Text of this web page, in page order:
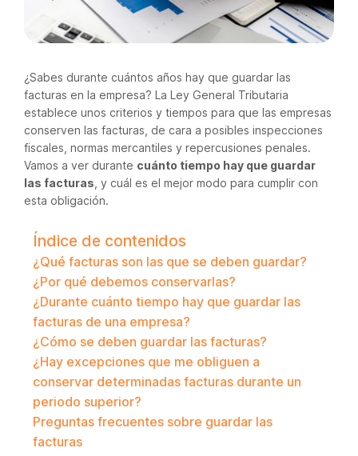
¿Sabes durante cuántos años hay que guardar las
facturas en la empresa? La Ley General Tributaria
establece unos criterios y tiempos para que las empresas
conserven las facturas, de cara a posibles inspecciones
fiscales, normas mercantiles y repercusiones penales.
Vamos a ver durante cuánto tiempo hay que guardar
las facturas , y cuál es el mejor modo para cumplir con
esta obligación.
Índice de contenidos
¿Qué facturas son las que se deben guardar?
¿Por qué debemos conservarlas?
¿Durante cuánto tiempo hay que guardar las
facturas de una empresa?
¿Cómo se deben guardar las facturas?
¿Hay excepciones que me obliguen a
conservar determinadas facturas durante un
periodo superior?
Preguntas frecuentes sobre guardar las
facturas